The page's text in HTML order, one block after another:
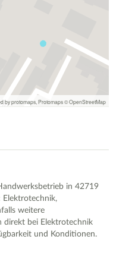
by protomaps Protomaps©OpenStreetMap
in 42719
Elektrotechnik,
weitere
direkt bei Elektrotechnik
und Konditionen.